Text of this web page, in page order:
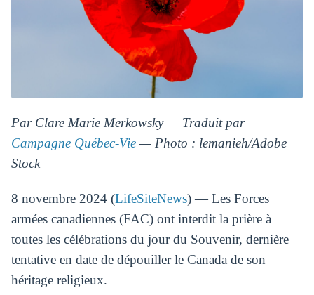
Par Clare Marie Merkowsky — Traduit par
Campagne Québec-Vie— Photo : lemanieh/Adobe
Stock
8 novembre 2024 (LifeSiteNews) — Les Forces
armées canadiennes (FAC) ont interdit la prière à
toutes les célébrations du jour du Souvenir, dernière
tentative en date de dépouiller le Canada de son
héritage religieux.